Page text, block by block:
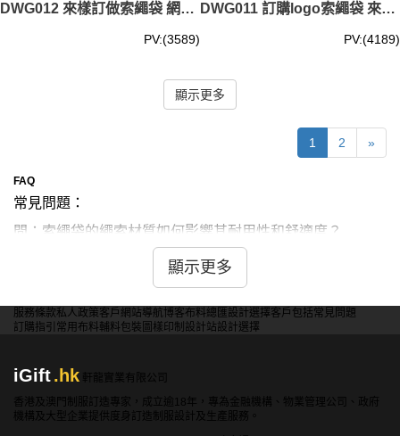
DWG012 來樣訂做索繩袋 網上下單索繩袋 自訂LOGO索繩袋專營店 #34*43cm
PV:(3589)
DWG011 訂購logo索繩袋 來樣訂造索繩袋 大量訂造索繩袋 索繩袋專門店 30*40cm
PV:(4189)
顯示更多
1 2 »
FAQ
常見問題：
問：索繩袋的繩索材質如何影響其耐用性和舒適度？
答：尼龍繩耐用但可能磨損皮膚。棉繩舒適但強度較低。混
合材質平衡舒適和耐用。選擇時需考慮使用頻率、承重需求
答：抽繩設計便於開合但安全性較低。拉鍊口安全但增加重
量。磁扣設計時尚但可能意外開啟。選擇需權衡使用便利
性、物品保護程度和個人喜好。
顯示更多
服務條款私人政策客戶 網站導航博客布料總匯設計選擇客戶包括常見問題
訂購指引 常用布料輔料包裝 圖樣印制 設計站設計選擇
iGift.hk
軒龍實業有限公司
香港及澳門制服訂造專家，成立逾18年，專為金融機構、物業管理公司、政府
機構及大型企業提供度身訂造制服設計及生產服務。